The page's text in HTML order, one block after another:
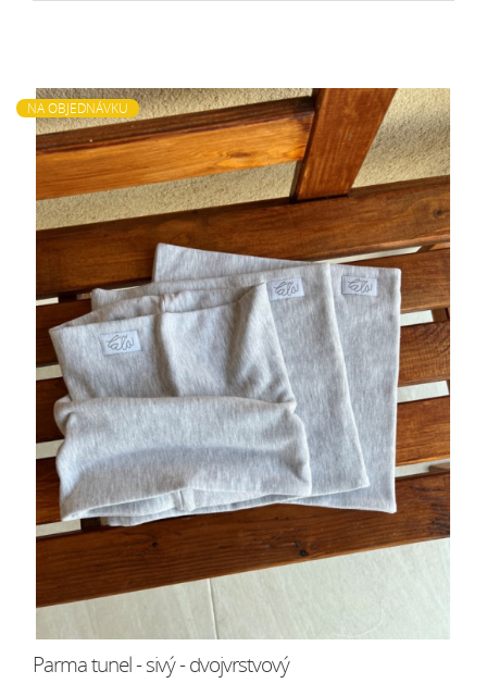
NA OBJEDNÁVKU
Parma tunel - sivý - dvojvrstvový